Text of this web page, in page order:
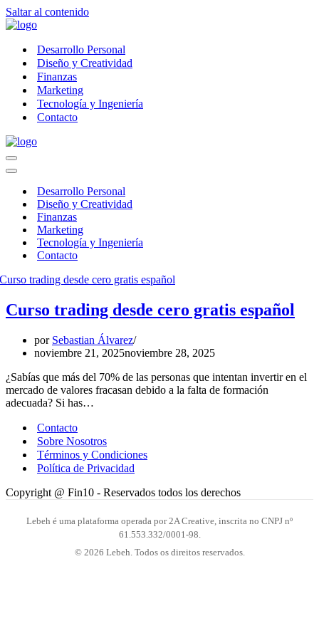
Saltar al contenido
Desarrollo Personal
Diseño y Creatividad
Finanzas
Marketing
Tecnología y Ingeniería
Contacto
Menú
de
Menú
navegaciónDesarrollo Personal
Diseño y Creatividad
Finanzas
Marketing
Tecnología y Ingeniería
Contacto
Curso trading desde cero gratis español
por Sebastian Álvarez
noviembre 21, 2025noviembre 28, 2025
¿Sabías que más del 70% de las personas que intentan invertir en el
mercado de valores fracasan debido a la falta de formación
adecuada? Si has…
Contacto
Sobre Nosotros
Términos y Condiciones
Política de Privacidad
Copyright @ Fin10 - Reservados todos los derechos
Lebeh é uma plataforma operada por 2A Creative, inscrita no CNPJ nº
61.553.332/0001-98.
© 2026 Lebeh. Todos os direitos reservados.